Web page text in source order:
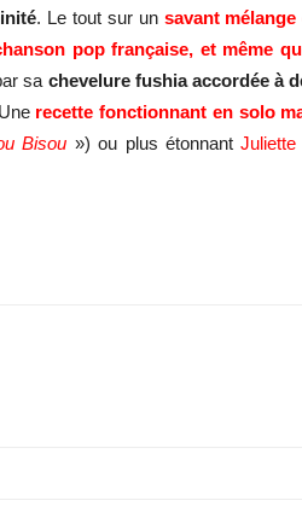
. Le tout sur un savant mélange
pop française, et même
sa chevelure fushia accordée à
recette fonctionnant en solo
Bisou ») ou plus étonnant